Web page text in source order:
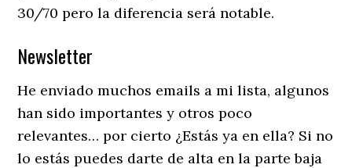
30/70 pero la diferencia será notable.
Newsletter
He enviado muchos emails a mi lista, algunos
han sido importantes y otros poco
relevantes… por cierto ¿Estás ya en ella? Si no
lo estás puedes darte de alta en la parte baja